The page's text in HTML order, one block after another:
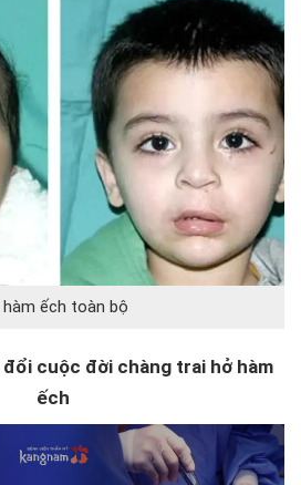
hàm ếch toàn bộ
cuộc đời chàng trai hở hàm
ếch